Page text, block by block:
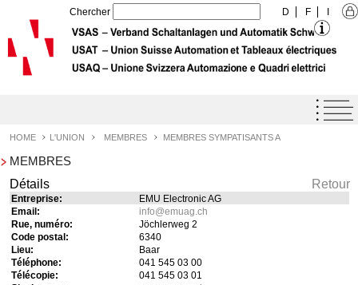
Chercher D F
Agenda
Label de qualité USAT
Prestations
L'Union
Profil de l'Union
Objectifs de l'Union
HOME L'UNION MEMBRES MEMBRES SYMPATISANTS A
MEMBRES
Détails
Retour
Entreprise:
EMU Electronic AG
Email:
info@emuag.ch
Rue, numéro:
Jöchlerweg 2
Code postal:
6340
Lieu:
Baar
Téléphone:
041 545 03 00
Télécopie:
041 545 03 01